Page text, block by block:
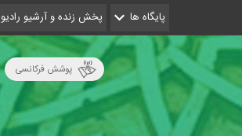
پایگاه ها پخش زنده و آرشیو رادیو
پوشش فرکانسی